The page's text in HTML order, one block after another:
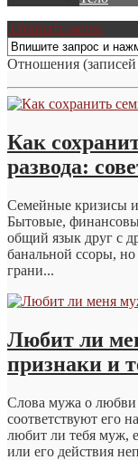
Открыть меню
Отношения
Как
развода:
Семейные кризисы
Бытовые,
общий язык друг с
банальной ссоры,
грани...
Любит ли
признаки и
Слова мужа о любви
соответствуют его
любит ли тебя муж,
или его действия